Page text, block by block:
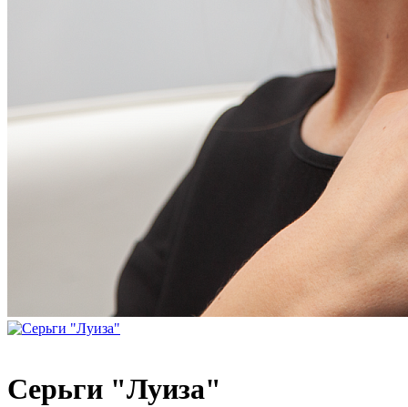
Серьги "Луиза"